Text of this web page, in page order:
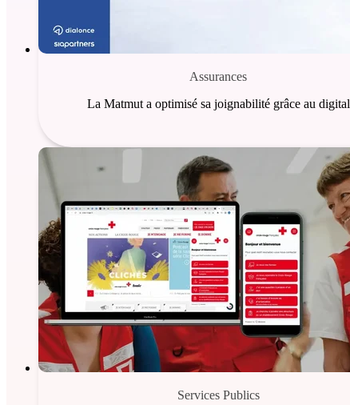
Assurances
La Matmut a optimisé sa joignabilité grâce au digital
Services Publics